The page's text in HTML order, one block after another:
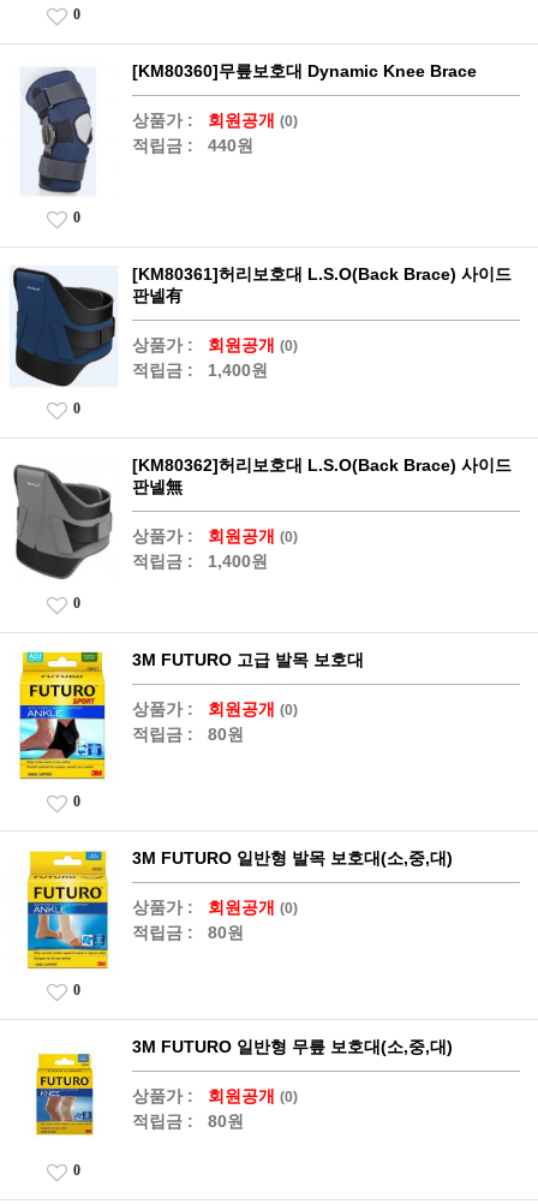
0
[KM80360]무릎보호대 Dynamic Knee Brace
상품가 : 회원공개 (0)
적립금 : 440원
0
[KM80361]허리보호대 L.S.O(Back Brace) 사이드
판넬有
상품가 : 회원공개 (0)
적립금 : 1,400원
0
[KM80362]허리보호대 L.S.O(Back Brace) 사이드
판넬無
상품가 : 회원공개 (0)
적립금 : 1,400원
0
3M FUTURO 고급 발목 보호대
상품가 : 회원공개 (0)
적립금 : 80원
0
3M FUTURO 일반형 발목 보호대(소,중,대)
상품가 : 회원공개 (0)
적립금 : 80원
0
3M FUTURO 일반형 무릎 보호대(소,중,대)
상품가 : 회원공개 (0)
적립금 : 80원
0